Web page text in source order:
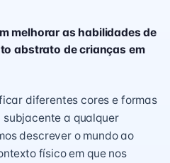
melhorar as habilidades de
abstrato de crianças em
diferentes cores e formas
a qualquer
descrever o mundo ao
físico em que nos